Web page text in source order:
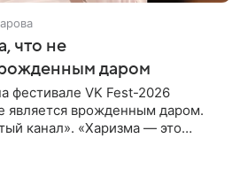
что не
даром
фестивале VK Fest-2026
является врожденным даром.
канал». «Харизма — это